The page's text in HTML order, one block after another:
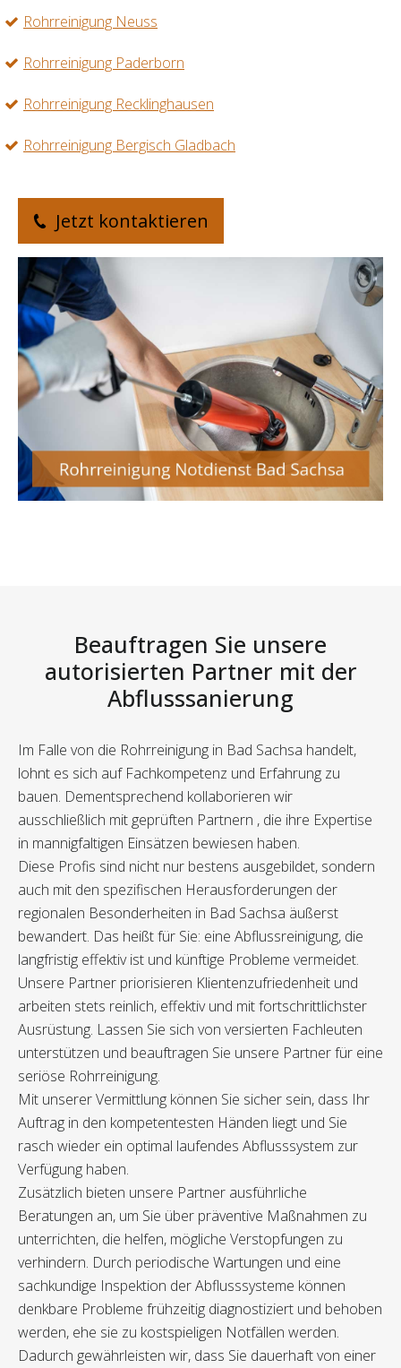
Rohrreinigung Neuss
Rohrreinigung Paderborn
Rohrreinigung Recklinghausen
Rohrreinigung Bergisch Gladbach
Jetzt kontaktieren
Beauftragen Sie unsere
autorisierten Partner mit der
Abflusssanierung
Im Falle von die Rohrreinigung in Bad Sachsa handelt,
lohnt es sich auf Fachkompetenz und Erfahrung zu
bauen. Dementsprechend kollaborieren wir
ausschließlich mit geprüften Partnern , die ihre Expertise
in mannigfaltigen Einsätzen bewiesen haben.
Diese Profis sind nicht nur bestens ausgebildet, sondern
auch mit den spezifischen Herausforderungen der
regionalen Besonderheiten in Bad Sachsa äußerst
bewandert. Das heißt für Sie: eine Abflussreinigung, die
langfristig effektiv ist und künftige Probleme vermeidet.
Unsere Partner priorisieren Klientenzufriedenheit und
arbeiten stets reinlich, effektiv und mit fortschrittlichster
Ausrüstung. Lassen Sie sich von versierten Fachleuten
unterstützen und beauftragen Sie unsere Partner für eine
seriöse Rohrreinigung.
Mit unserer Vermittlung können Sie sicher sein, dass Ihr
Auftrag in den kompetentesten Händen liegt und Sie
rasch wieder ein optimal laufendes Abflusssystem zur
Verfügung haben.
Zusätzlich bieten unsere Partner ausführliche
Beratungen an, um Sie über präventive Maßnahmen zu
unterrichten, die helfen, mögliche Verstopfungen zu
verhindern. Durch periodische Wartungen und eine
sachkundige Inspektion der Abflusssysteme können
denkbare Probleme frühzeitig diagnostiziert und behoben
werden, ehe sie zu kostspieligen Notfällen werden.
Dadurch gewährleisten wir, dass Sie dauerhaft von einer